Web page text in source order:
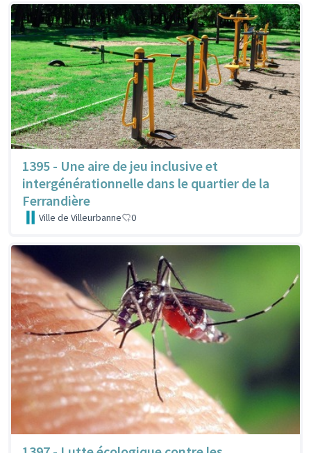
1395 - Une aire de jeu inclusive et
intergénérationnelle dans le quartier de la
Ferrandière
Ville de Villeurbanne 0